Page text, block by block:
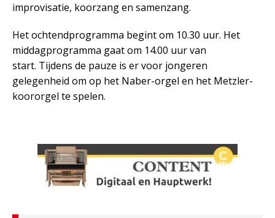
improvisatie, koorzang en samenzang.
Het ochtendprogramma begint om 10.30 uur. Het
middagprogramma gaat om 14.00 uur van
start. Tijdens de pauze is er voor jongeren
gelegenheid om op het Naber-orgel en het Metzler-
koororgel te spelen.